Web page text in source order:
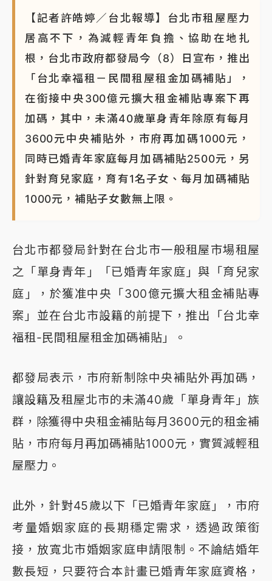
【記者許皓婷／台北報導】台北市租屋壓力
居高不下，為減輕青年負擔、協助在地扎
根，台北市政府都發局今（8）日宣布，推出
「台北幸福租－民間租屋租金加碼補貼」，
在銜接中央300億元擴大租金補貼專案下再
加碼，其中，未滿40歲單身青年除原有每月
3600元中央補貼外，市府再加碼1000元，
同時已婚青年家庭每月加碼補貼2500元，另
針對育兒家庭，育有1名子女、每月加碼補貼
1000元，補貼子女數無上限。
台北市都發局針對在台北市一般租屋市場租屋
之「單身青年」「已婚青年家庭」與「育兒家
庭」，於獲准中央「300億元擴大租金補貼專
案」並在台北市設籍的前提下，推出「台北幸
福租-民間租屋租金加碼補貼」。
都發局表示，市府新制除中央補貼外再加碼，
讓設籍及租屋北市的未滿40歲「單身青年」族
群，除獲得中央租金補貼每月3600元的租金補
貼，市府每月再加碼補貼1000元，實質減輕租
屋壓力。
此外，針對45歲以下「已婚青年家庭」，市府
考量婚姻家庭的長期穩定需求，透過政策銜
接，放寬北市婚姻家庭申請限制。不論結婚年
數長短，只要符合本計畫已婚青年家庭資格，